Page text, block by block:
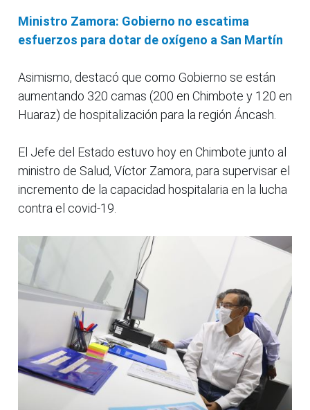
Ministro Zamora: Gobierno no escatima
esfuerzos para dotar de oxígeno a San Martín
Asimismo, destacó que como Gobierno se están
aumentando 320 camas (200 en Chimbote y 120 en
Huaraz) de hospitalización para la región Áncash.
El Jefe del Estado estuvo hoy en Chimbote junto al
ministro de Salud, Víctor Zamora, para supervisar el
incremento de la capacidad hospitalaria en la lucha
contra el covid-19.